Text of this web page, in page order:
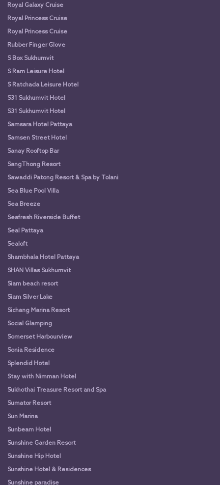
Royal Galaxy Cruise
Royal Princess Cruise
Royal Princess Cruise
Rubber Finger Glove
S Box Sukhumvit
S Ram Leisure Hotel
S Ratchada Leisure Hotel
S31 Sukhumvit Hotel
S31 Sukhumvit Hotel
Samsara Hotel Pattaya
Samsen Street Hotel
Sanay Rooftop Bar
SangThong Resort
Sawaddi Patong Resort & Spa by Tolani
Sea Blue Pool Villa
Sea Breeze
Seafresh Riverside Buffet
Seal Pattaya
Sealoft
Shambhala Hotel Pattaya
SHAN Villas Sukhumvit
Siam beach resort
Siam Silver Lake
Sichang Marina Resort
Social Glamping
Somerset Harbourview
Sonia Residence
Splendid Hotel
Stay with Nimman Hotel
Sukhothai Treasure Resort and Spa
Sumator Resort
Sun Marina
Sunbeam Hotel
Sunshine Garden Resort
Sunshine Hip Hotel
Sunshine Hotel & Residences
Sunshine paradise